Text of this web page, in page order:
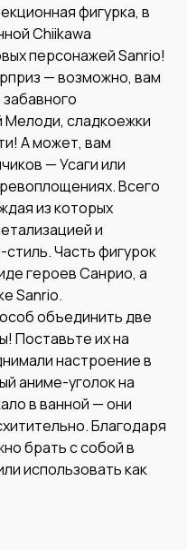
фигурка, в
Chiikawa
персонажей Sanrio!
— возможно, вам
сладкоежки
А может, вам
— Усаги или
Всего
из которых
и
Часть фигурок
героев Санрио, а
Sanrio.
объединить две
Поставьте их на
настроение в
аниме-уголок на
в ванной — они
Благодаря
брать с собой в
использовать как